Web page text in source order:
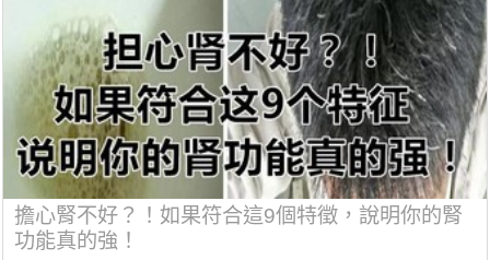
擔心腎不好？！如果符合這9個特徵，說明你的腎
功能真的強！